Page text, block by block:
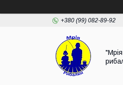
+380 (99) 082-89-92